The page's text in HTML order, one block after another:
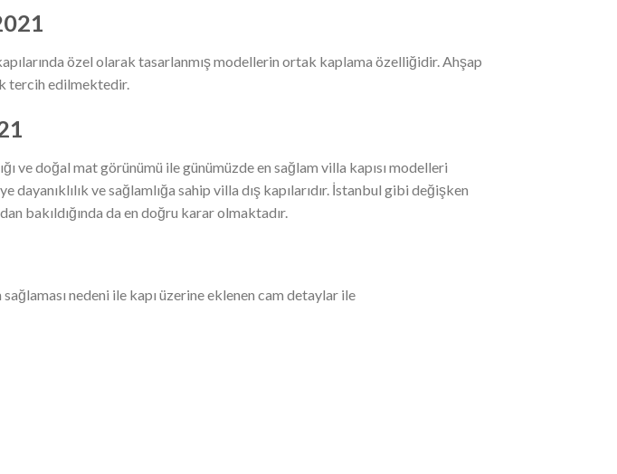
özel olarak tasarlanmış modellerin ortak kaplama özelliğidir. Ahşap
tercih edilmektedir.
ve doğal mat görünümü ile günümüzde en sağlam villa kapısı modelleri
dayanıklılık ve sağlamlığa sahip villa dış kapılarıdır. İstanbul gibi değişken
bakıldığında da en doğru karar olmaktadır.
nedeni ile kapı üzerine eklenen cam detaylar ile